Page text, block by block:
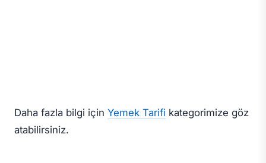
Daha fazla bilgi için Yemek Tarifi kategorimize göz
atabilirsiniz.